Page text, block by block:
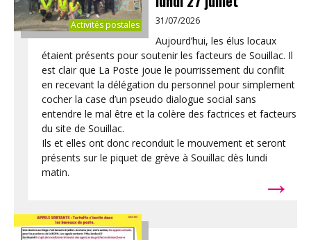
Activités postales 31/07/2026
Aujourd’hui, les élus locaux
étaient présents pour soutenir les facteurs de Souillac. Il
est clair que La Poste joue le pourrissement du conflit
en recevant la délégation du personnel pour simplement
cocher la case d’un pseudo dialogue social sans
entendre le mal être et la colère des factrices et facteurs
du site de Souillac.
Ils et elles ont donc reconduit le mouvement et seront
présents sur le piquet de grève à Souillac dès lundi
matin.
→